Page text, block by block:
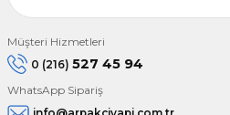
Müşteri Hizmetleri
0 (216) 527 45 94
WhatsApp Sipariş